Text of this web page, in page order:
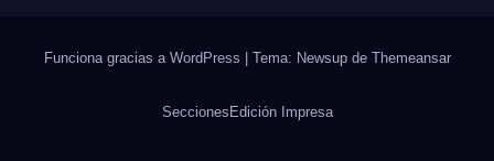
Funciona gracias a WordPress Tema: Newsup de Themeansar
SeccionesEdición Impresa